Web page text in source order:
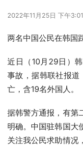
2022年11月25日 下午3:01
两名中国公民在韩国
近日（10月29日）
事故，据韩联社报道
亡，含19名外国人。
据韩警方通报，有第
明确。中国驻韩国大
关注我公民求助情况